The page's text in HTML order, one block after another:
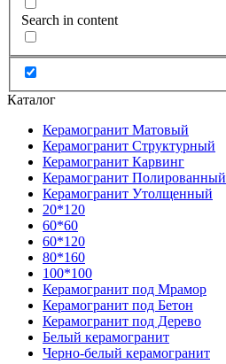
Search in content
Каталог
Керамогранит Матовый
Керамогранит Структурный
Керамогранит Карвинг
Керамогранит Полированный
Керамогранит Утолщенный
20*120
60*60
60*120
80*160
100*100
Керамогранит под Мрамор
Керамогранит под Бетон
Керамогранит под Дерево
Белый керамогранит
Черно-белый керамогранит